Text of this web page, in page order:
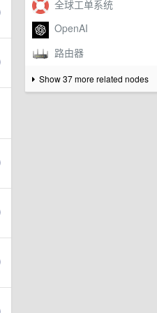
Show 37 more related nodes